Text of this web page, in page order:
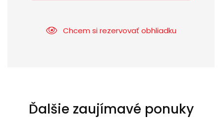
Chcem si rezervovať obhliadku
Ďalšie zaujímavé ponuky